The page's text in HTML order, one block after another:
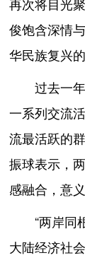
再次将目光
俊饱含深情
华民族复兴
过去一年
一系列交流
流最活跃的
振球表示，
感融合，意义
“两岸同根
大陆经济社